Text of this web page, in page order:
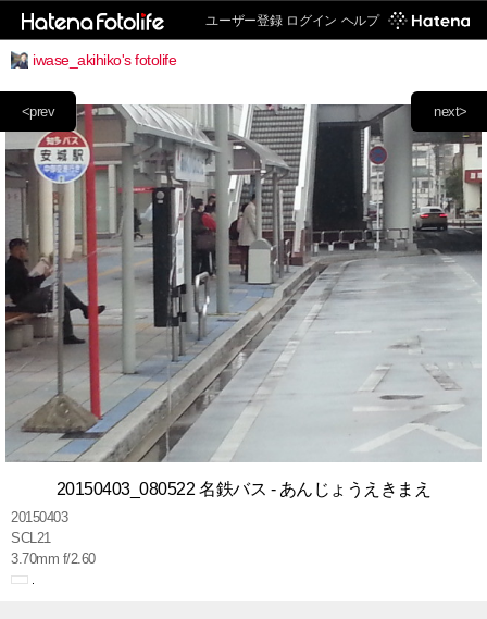
ユーザー登録 ログイン ヘルプ
iwase_akihiko's fotolife
next>
<prev
20150403_080522 名鉄バス - あんじょうえきまえ
20150403
SCL21
3.70mm f/2.60